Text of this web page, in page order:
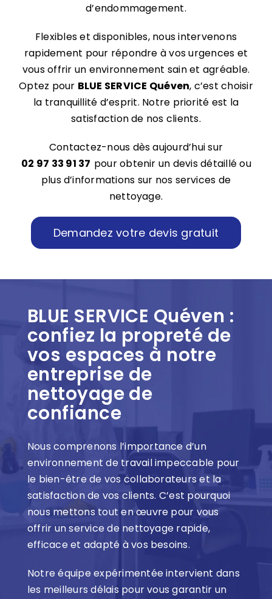
d’endommagement.
Flexibles et disponibles, nous intervenons
rapidement pour répondre à vos urgences et
vous offrir un environnement sain et agréable.
Optez pour BLUE SERVICE Quéven, c’est choisir
la tranquillité d’esprit. Notre priorité est la
satisfaction de nos clients.
Contactez-nous dès aujourd’hui sur
02 97 33 91 37 pour obtenir un devis détaillé ou
plus d’informations sur nos services de
nettoyage.
Demandez votre devis gratuit
BLUE SERVICE Quéven :
confiez la propreté de
vos espaces à notre
entreprise de
nettoyage de
confiance
Nous comprenons l’importance d’un
environnement de travail impeccable pour
le bien-être de vos collaborateurs et la
satisfaction de vos clients. C’est pourquoi
nous mettons tout en œuvre pour vous
offrir un service de nettoyage rapide,
efficace et adapté à vos besoins.
Notre équipe expérimentée intervient dans
les meilleurs délais pour vous garantir un